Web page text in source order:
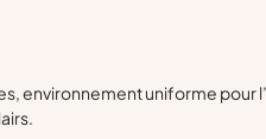
environnement uniforme pour